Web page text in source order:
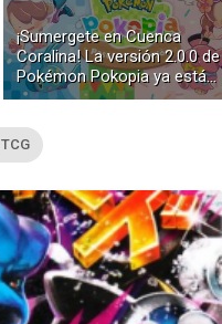
¡Sumergete en Cuenca
Coralina! La versión 2.0.0 de
Pokémon Pokopia ya está
disponible con buceo y
TCG